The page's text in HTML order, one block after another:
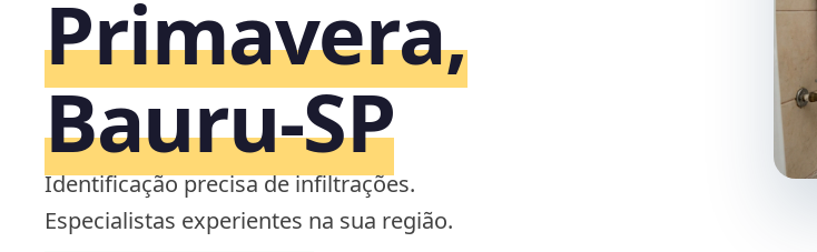
Primavera,
Bauru‑SP
Identificação precisa de infiltrações.
Especialistas experientes na sua região.